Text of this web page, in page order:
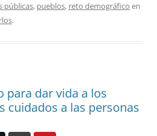
públicas, pueblos, reto demográfico en
.
para dar vida a los
cuidados a las personas